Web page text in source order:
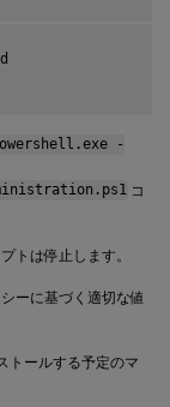
feature
feature MSMQ
-
コ
トは停止します。
ーに基づく適切な値
ールする予定のマ